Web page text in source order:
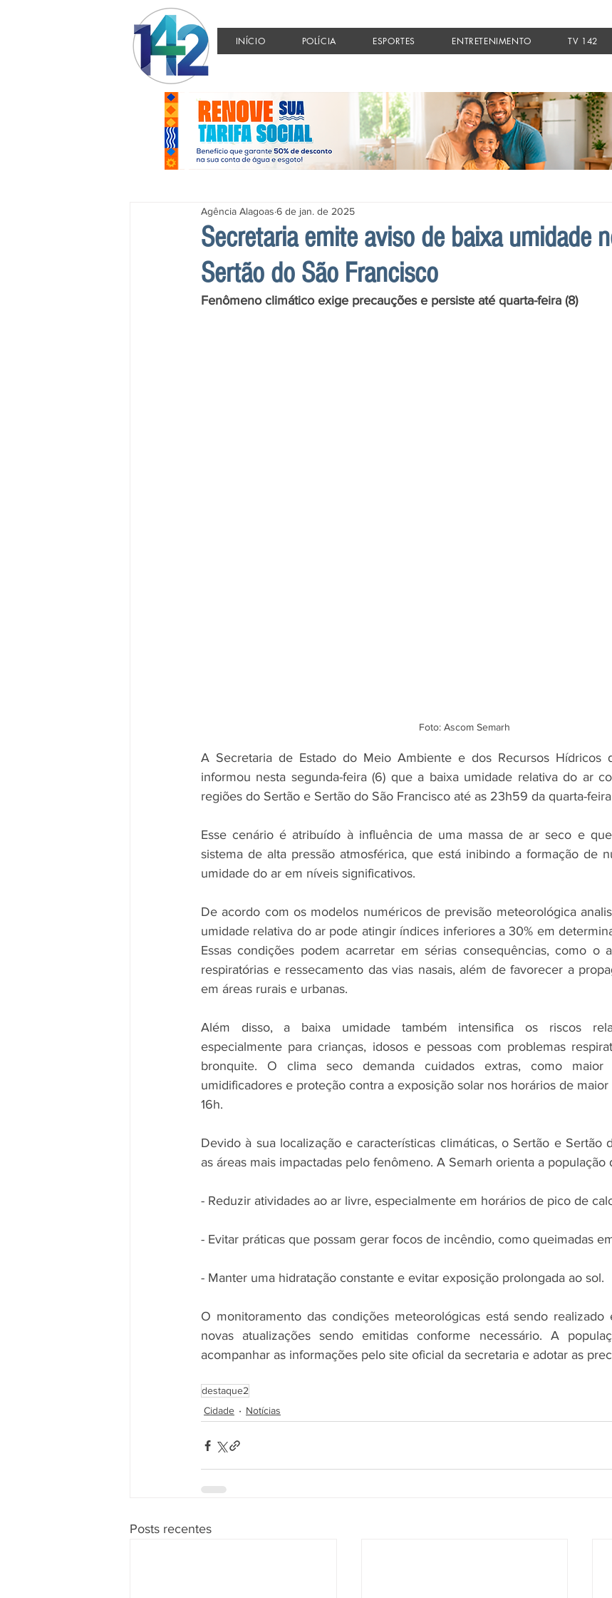
INÍCIO POLÍCIA ESPORTES ENTRETENIMENTO TV 142
Secretaria emite aviso de baixa umidade
Sertão do São Francisco
Agência Alagoas 6 de jan. de 2025
Fenômeno climático exige precauções e persiste até quarta-feira (8)
Foto: Ascom Semarh
A Secretaria de Estado do Meio Ambiente e dos Recursos Hídricos
informou nesta segunda-feira (6) que a baixa umidade relativa do ar
regiões do Sertão e Sertão do São Francisco até as 23h59 da quarta-feira
Esse cenário é atribuído à influência de uma massa de ar seco e
sistema de alta pressão atmosférica, que está inibindo a formação de
umidade do ar em níveis significativos.
De acordo com os modelos numéricos de previsão meteorológica
umidade relativa do ar pode atingir índices inferiores a 30% em
Essas condições podem acarretar em sérias consequências, como o
respiratórias e ressecamento das vias nasais, além de favorecer a
em áreas rurais e urbanas.
Além disso, a baixa umidade também intensifica os riscos
especialmente para crianças, idosos e pessoas com problemas
bronquite. O clima seco demanda cuidados extras, como maior
umidificadores e proteção contra a exposição solar nos horários de
16h.
Devido à sua localização e características climáticas, o Sertão e Sertão
as áreas mais impactadas pelo fenômeno. A Semarh orienta a população
- Reduzir atividades ao ar livre, especialmente em horários de pico de
- Evitar práticas que possam gerar focos de incêndio, como queimadas
- Manter uma hidratação constante e evitar exposição prolongada ao sol.
O monitoramento das condições meteorológicas está sendo
novas atualizações sendo emitidas conforme necessário. A
acompanhar as informações pelo site oficial da secretaria e adotar as
destaque2
Cidade
Notícias
Posts recentes